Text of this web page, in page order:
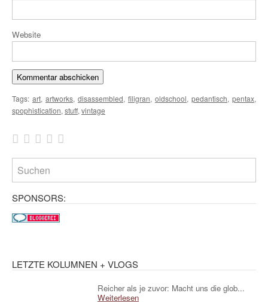
Website
Tags: art, artworks, disassembled, filigran, oldschool, pedantisch, pentax,
spophistication, stuff, vintage
SPONSORS:
LETZTE KOLUMNEN + VLOGS
Reicher als je zuvor: Macht uns die glob...
Weiterlesen